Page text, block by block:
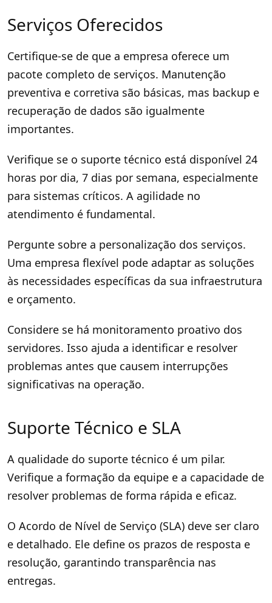
Serviços Oferecidos
Certifique-se de que a empresa oferece um
pacote completo de serviços. Manutenção
preventiva e corretiva são básicas, mas backup e
recuperação de dados são igualmente
importantes.
Verifique se o suporte técnico está disponível 24
horas por dia, 7 dias por semana, especialmente
para sistemas críticos. A agilidade no
atendimento é fundamental.
Pergunte sobre a personalização dos serviços.
Uma empresa flexível pode adaptar as soluções
às necessidades específicas da sua infraestrutura
e orçamento.
Considere se há monitoramento proativo dos
servidores. Isso ajuda a identificar e resolver
problemas antes que causem interrupções
significativas na operação.
Suporte Técnico e SLA
A qualidade do suporte técnico é um pilar.
Verifique a formação da equipe e a capacidade de
resolver problemas de forma rápida e eficaz.
O Acordo de Nível de Serviço (SLA) deve ser claro
e detalhado. Ele define os prazos de resposta e
resolução, garantindo transparência nas
entregas.